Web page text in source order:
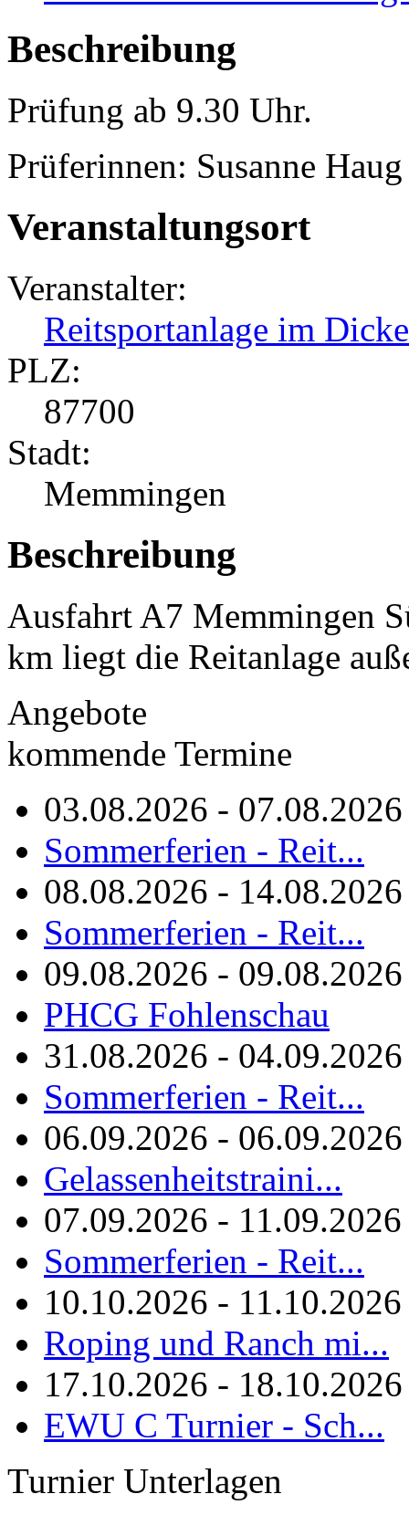
Beschreibung
Prüfung ab 9.30 Uhr.
Prüferinnen: Susanne
Veranstaltungsort
Veranstalter:
Reitsportanlage im
PLZ:
87700
Stadt:
Memmingen
Beschreibung
Ausfahrt A7 Memmingen
km liegt die Reitanlage
Angebote
kommende Termine
03.08.2026 - 07.08.2026
Sommerferien - Reit...
08.08.2026 - 14.08.2026
Sommerferien - Reit...
09.08.2026 - 09.08.2026
PHCG Fohlenschau
31.08.2026 - 04.09.2026
Sommerferien - Reit...
06.09.2026 - 06.09.2026
Gelassenheitstraini...
07.09.2026 - 11.09.2026
Sommerferien - Reit...
10.10.2026 - 11.10.2026
Roping und Ranch mi...
17.10.2026 - 18.10.2026
EWU C Turnier - Sch...
Turnier Unterlagen